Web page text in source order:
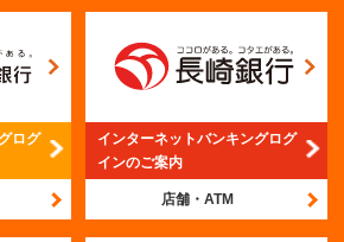
ログ
インターネットバンキングログ
インのご案内
店舗・ATM